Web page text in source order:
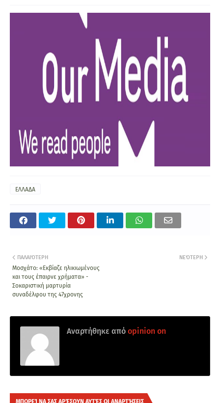
ΕΛΛΑΔΑ
ΝΕΌΤΕΡΗ
ΠΑΛΑΙΌΤΕΡΗ
Μοσχάτο: «Εκβίαζε ηλικιωμένους
και τους έπαιρνε χρήματα» -
Σοκαριστική μαρτυρία
συναδέλφου της 47χρονης
Αναρτήθηκε από opinion on
ΜΠΟΡΕΊ ΝΑ ΣΑΣ ΑΡΈΣΟΥΝ ΑΥΤΈΣ ΟΙ ΑΝΑΡΤΉΣΕΙΣ